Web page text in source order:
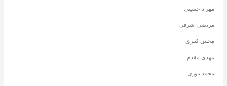
مهراد حسینی
مرتضی اشرفی
مجتبی کبیری
مهدی مقدم
محمد یاوری